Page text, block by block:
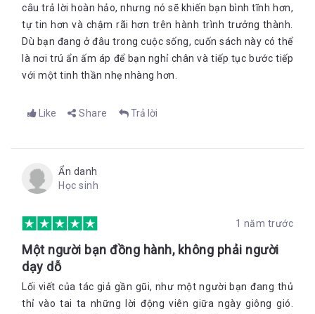
câu trả lời hoàn hảo, nhưng nó sẽ khiến bạn bình tĩnh hơn,
tự tin hơn và chậm rãi hơn trên hành trình trưởng thành.
Dù bạn đang ở đâu trong cuộc sống, cuốn sách này có thể
là nơi trú ẩn ấm áp để bạn nghỉ chân và tiếp tục bước tiếp
với một tinh thần nhẹ nhàng hơn.
Like Share Trả lời
Ẩn danh
Học sinh
1 năm trước
Một người bạn đồng hành, không phải người
dạy dỗ
Lối viết của tác giả gần gũi, như một người bạn đang thủ
thỉ vào tai ta những lời động viên giữa ngày giông gió.